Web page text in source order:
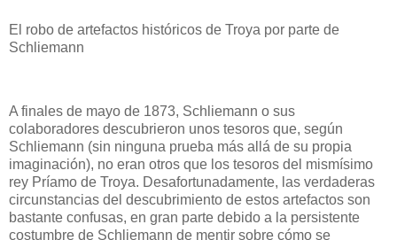
El robo de artefactos históricos de Troya por parte de
Schliemann
A finales de mayo de 1873, Schliemann o sus
colaboradores descubrieron unos tesoros que, según
Schliemann (sin ninguna prueba más allá de su propia
imaginación), no eran otros que los tesoros del mismísimo
rey Príamo de Troya. Desafortunadamente, las verdaderas
circunstancias del descubrimiento de estos artefactos son
bastante confusas, en gran parte debido a la persistente
costumbre de Schliemann de mentir sobre cómo se